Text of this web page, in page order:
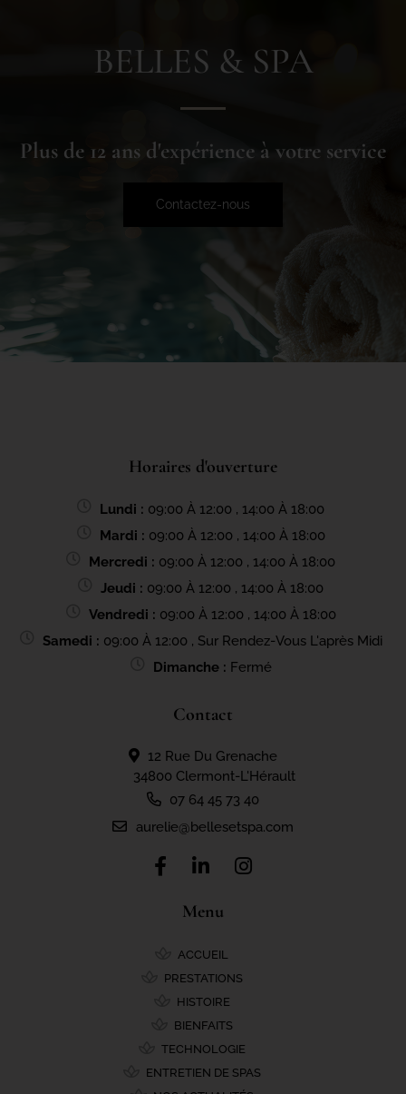
BELLES & SPA
Plus de 12 ans d'expérience à votre service
Contactez-nous
Horaires d'ouverture
Lundi : 09:00 À 12:00 , 14:00 À 18:00
Mardi : 09:00 À 12:00 , 14:00 À 18:00
Mercredi : 09:00 À 12:00 , 14:00 À 18:00
Jeudi : 09:00 À 12:00 , 14:00 À 18:00
Vendredi : 09:00 À 12:00 , 14:00 À 18:00
Samedi : 09:00 À 12:00 , Sur Rendez-Vous L'après Midi
Dimanche : Fermé
Contact
12 Rue Du Grenache
34800 Clermont-L'Hérault
07 64 45 73 40
aurelie@bellesetspa.com
Menu
ACCUEIL
PRESTATIONS
HISTOIRE
BIENFAITS
TECHNOLOGIE
ENTRETIEN DE SPAS